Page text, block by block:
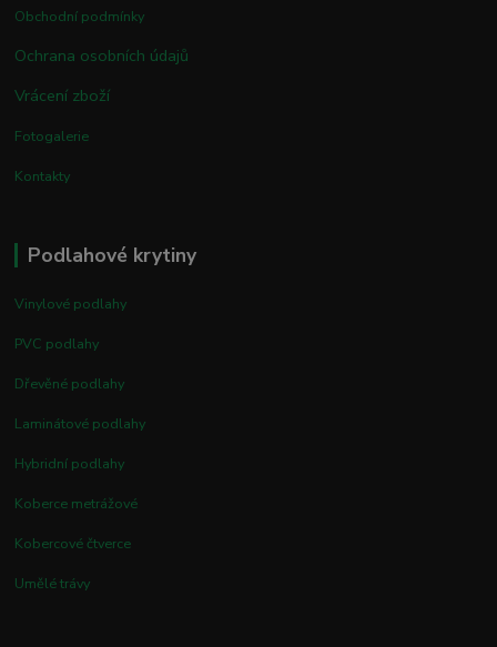
Obchodní podmínky
Ochrana osobních údajů
Vrácení zboží
Fotogalerie
Kontakty
Podlahové krytiny
Vinylové podlahy
PVC podlahy
Dřevěné podlahy
Laminátové podlahy
Hybridní podlahy
Koberce metrážové
Kobercové čtverce
Umělé trávy